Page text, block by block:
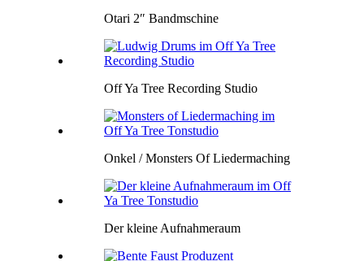
Otari 2″ Bandmschine
Off Ya Tree Recording Studio
Onkel / Monsters Of Liedermaching
Der kleine Aufnahmeraum